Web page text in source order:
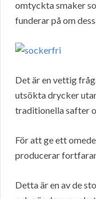
omtyckta smaker
funderar på om
Det är en vettig
utsökta drycker
traditionella safter
För att ge ett
producerar
Detta är en av de